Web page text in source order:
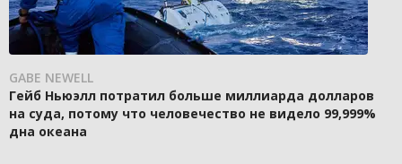
GABE NEWELL
Гейб Ньюэлл потратил больше миллиарда долларов
на суда, потому что человечество не видело 99,999%
дна океана